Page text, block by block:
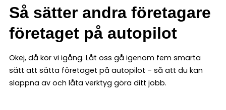
Så sätter andra företagare
företaget på autopilot
Okej, då kör vi igång. Låt oss gå igenom fem smarta
sätt att sätta företaget på autopilot – så att du kan
slappna av och låta verktyg göra ditt jobb.